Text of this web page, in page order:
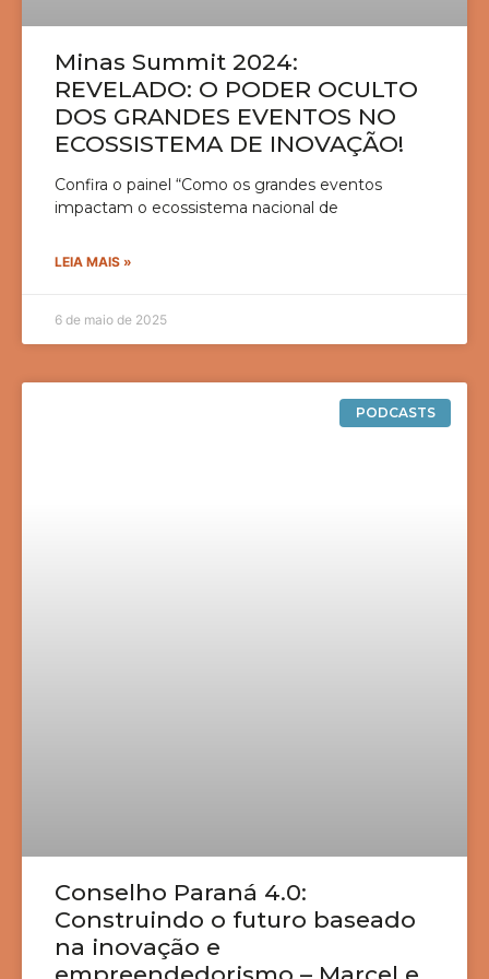
Minas Summit 2024:
REVELADO: O PODER OCULTO
DOS GRANDES EVENTOS NO
ECOSSISTEMA DE INOVAÇÃO!
Confira o painel “Como os grandes eventos
impactam o ecossistema nacional de
LEIA MAIS »
6 de maio de 2025
PODCASTS
Conselho Paraná 4.0:
Construindo o futuro baseado
na inovação e